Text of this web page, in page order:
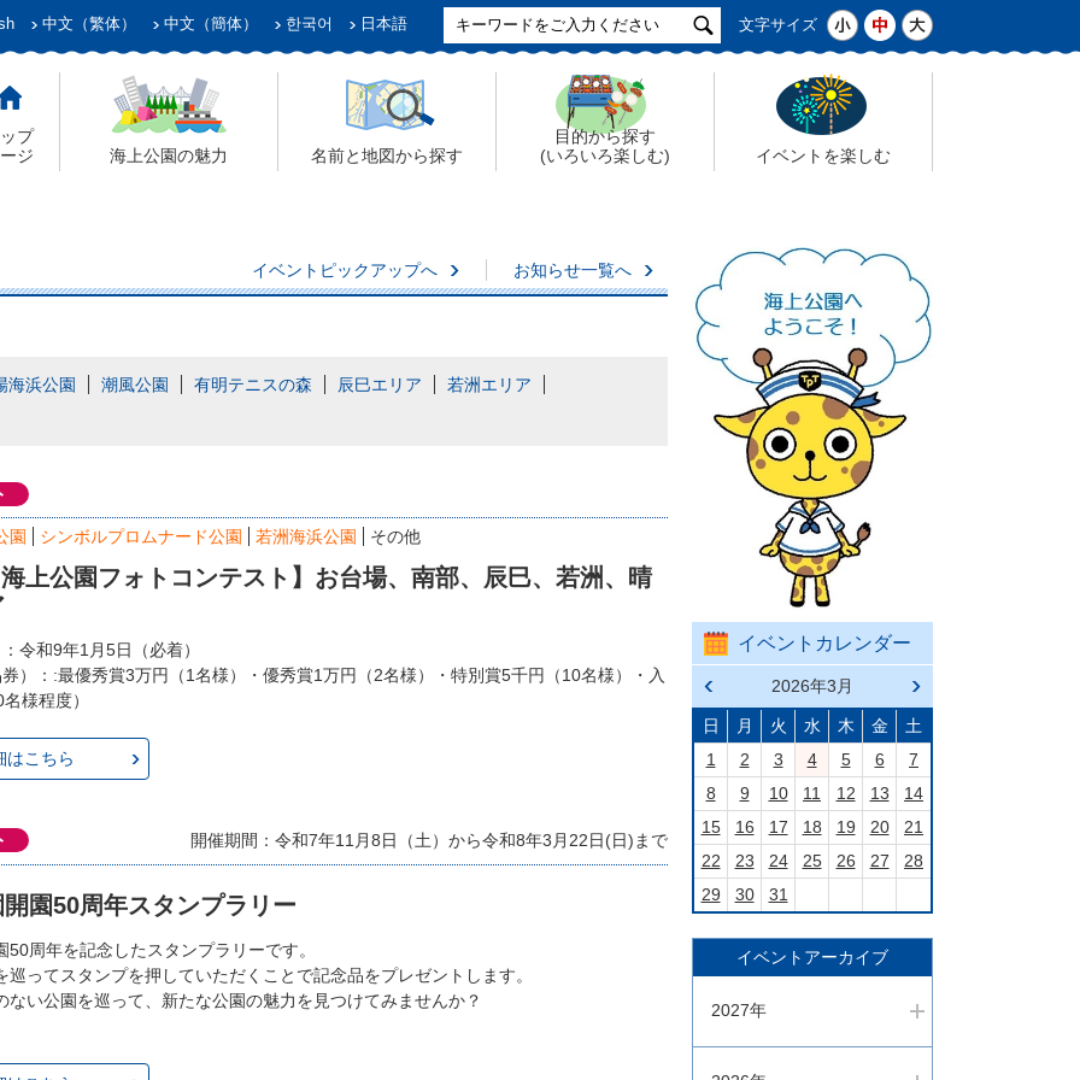
中文（繁体） 中文（簡体） 한국어 日本語 文字サイズ
プ
ジ
海上公園の魅力 名前と地図から探す
目的から探す
(いろいろ楽しむ)
イベントを楽しむ
イベントピックアップへ お知らせ一覧へ
海浜公園 潮風公園 有明テニスの森 辰巳エリア 若洲エリア
園 シンボルプロムナード公園 若洲海浜公園 その他
上公園フォトコンテスト】お台場、南部、辰巳、若洲、晴
令和9年1月5日（必着）
）：:最優秀賞3万円（1名様）・優秀賞1万円（2名様）・特別賞5千円（10名様）・入
様程度）
はこちら
開催期間：令和7年11月8日（土）から令和8年3月22日(日)まで
園50周年スタンプラリー
50周年を記念したスタンプラリーです。
巡ってスタンプを押していただくことで記念品をプレゼントします。
ない公園を巡って、新たな公園の魅力を見つけてみませんか？
イベントカレンダー
前の
月へ
戻る
2026年3月
次の
月へ
進む
日 月 火 水 木 金
土
1
2 3 4 5 6
7
8
9 10 11 12 13
14
15
16 17 18 19 20
21
22
23 24 25 26 27
28
29
30 31
イベントアーカイブ
2027年